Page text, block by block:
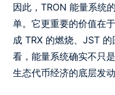
因此，TRON 能量系统
单。它更重要的价值在
成 TRX 的燃烧、JST
看，能量系统确实不只
生态代币经济的底层发动